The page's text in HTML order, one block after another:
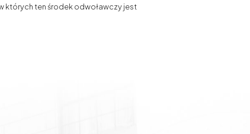
których ten środek odwoławczy jest